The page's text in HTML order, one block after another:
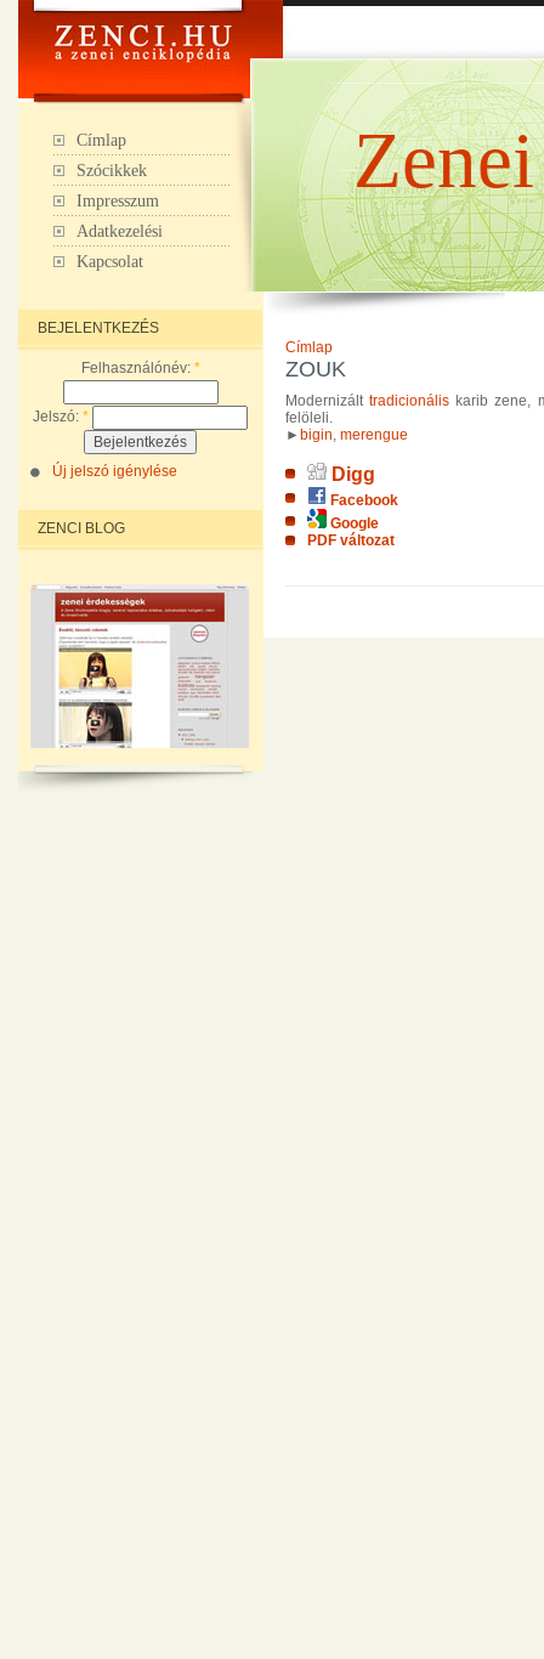
Címlap
Szócikkek
Impresszum
Adatkezelési
Kapcsolat
BEJELENTKEZÉS
Felhasználónév: *
Jelszó: *
Új jelszó igénylése
ZENCI BLOG
Címlap
ZOUK
Modernizált tradicionáliskarib zene,
felöleli.
► bigin, merengue
Digg
Facebook
Google
PDF változat